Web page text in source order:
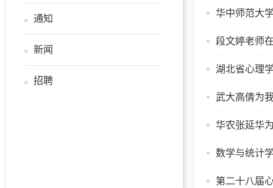
通知
新闻
招聘
华中师范大
段文婷老师
湖北省心理
武大高倩为
华农张延华
数学与统计
第二十八届